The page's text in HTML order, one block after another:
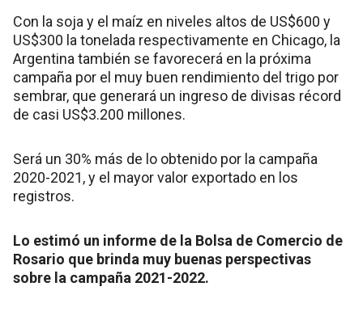
Con la soja y el maíz en niveles altos de US$600 y
US$300 la tonelada respectivamente en Chicago, la
Argentina también se favorecerá en la próxima
campaña por el muy buen rendimiento del trigo por
sembrar, que generará un ingreso de divisas récord
de casi US$3.200 millones.
Será un 30% más de lo obtenido por la campaña
2020-2021, y el mayor valor exportado en los
registros.
Lo estimó un informe de la Bolsa de Comercio de
Rosario que brinda muy buenas perspectivas
sobre la campaña 2021-2022.